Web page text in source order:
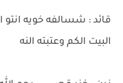
قائد : شسالفه خويه انتو
البيت الكم وعتبته النه